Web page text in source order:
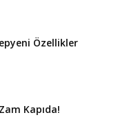
Özellikler
Kapıda!